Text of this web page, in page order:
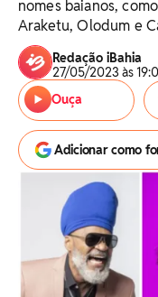
nomes baianos,
Araketu, Olodum e
Redação iBahia
27/05/2023 às
Ouça
Adicionar como